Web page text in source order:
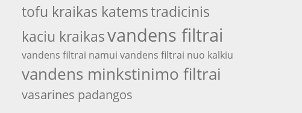
tofu kraikas katemstradicinis
kaciu kraikasvandens filtrai
vandens filtrai namui vandens filtrai nuo kalkiu
vandens minkstinimo filtrai
vasarines padangos